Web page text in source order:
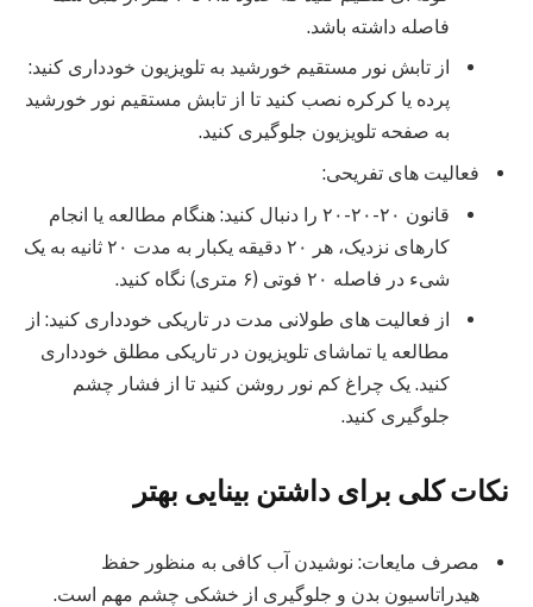
فاصله داشته باشد.
از تابش نور مستقیم خورشید به تلویزیون خودداری کنید:
پرده یا کرکره نصب کنید تا از تابش مستقیم نور خورشید
به صفحه تلویزیون جلوگیری کنید.
فعالیت های تفریحی:
قانون ۲۰-۲۰-۲۰ را دنبال کنید: هنگام مطالعه یا انجام
کارهای نزدیک، هر ۲۰ دقیقه یکبار به مدت ۲۰ ثانیه به یک
شیء در فاصله ۲۰ فوتی (۶ متری) نگاه کنید.
از فعالیت های طولانی مدت در تاریکی خودداری کنید: از
مطالعه یا تماشای تلویزیون در تاریکی مطلق خودداری
کنید. یک چراغ کم نور روشن کنید تا از فشار چشم
جلوگیری کنید.
نکات کلی برای داشتن بینایی بهتر
مصرف مایعات: نوشیدن آب کافی به منظور حفظ
هیدراتاسیون بدن و جلوگیری از خشکی چشم مهم است.